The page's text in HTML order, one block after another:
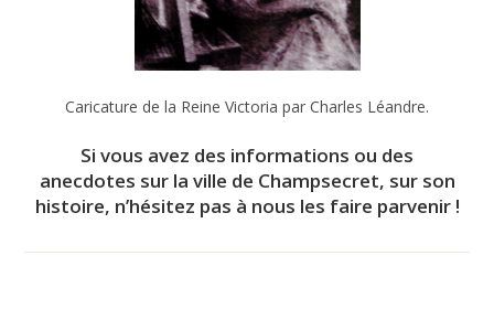
Caricature de la Reine Victoria par Charles Léandre.
Si vous avez des informations ou des
anecdotes sur la ville de Champsecret, sur son
histoire, n’hésitez pas à nous les faire parvenir !